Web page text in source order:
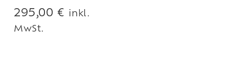
295,00 €
inkl.
MwSt.